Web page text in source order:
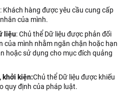
: Khách hàng được yêu cầu cung cấp
của mình.
liệu: Chủ thể Dữ liệu được phản đối
của mình nhằm ngăn chặn hoặc hạn
hoặc sử dụng cho mục đích quảng
khởi kiện:Chủ thể Dữ liệu được khiếu
quy định của pháp luật.